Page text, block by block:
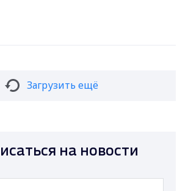
Загрузить ещё
на новости